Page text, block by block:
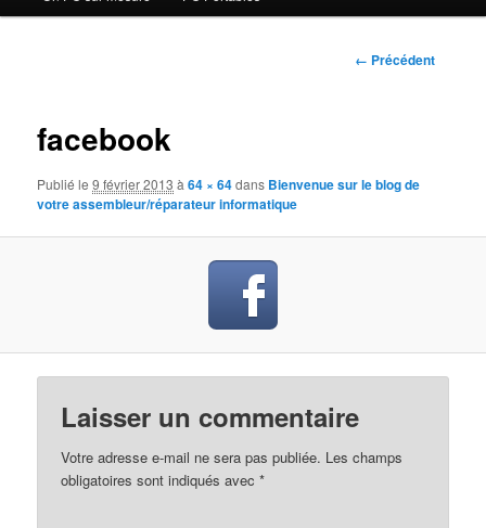
contenu
Navigation
← Précédent
facebook
Publié le9 février 2013 à64 × 64dans Bienvenue sur le blog de
votre assembleur/réparateur informatique
Laisser un commentaire
Votre adresse e-mail ne sera pas publiée. Les champs
obligatoires sont indiqués avec*